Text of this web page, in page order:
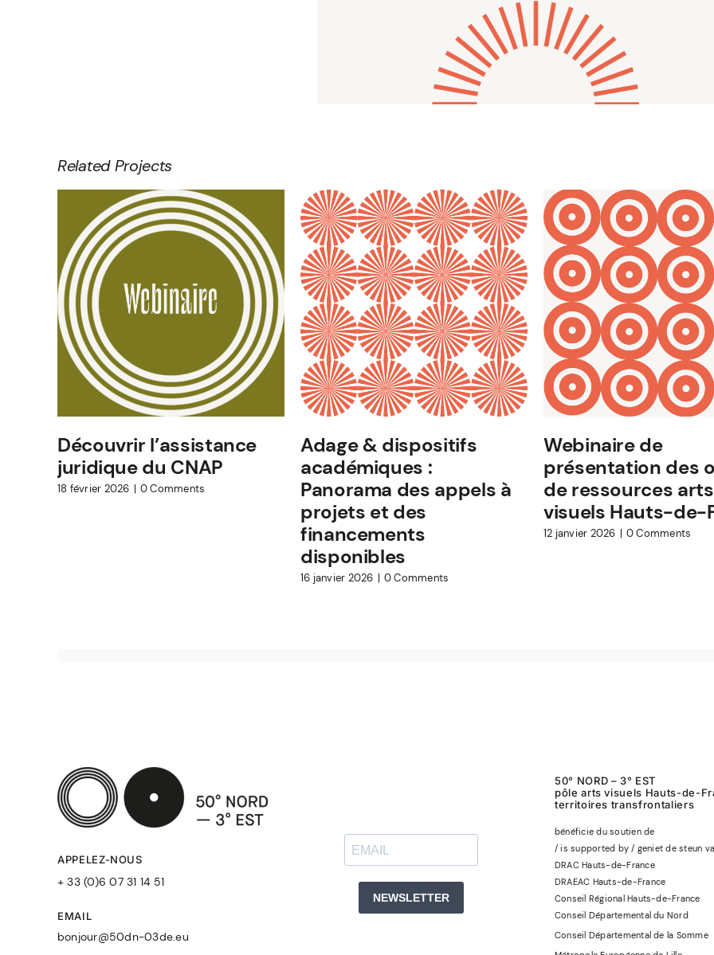
Related Projects
Découvrir l’assistance
juridique du CNAP
18 février 2026 | 0 Comments
Adage & dispositifs
académiques :
Panorama des appels à
projets et des
financements
disponibles
16 janvier 2026 | 0 Comments
Webinaire de
présentation des
de ressources arts
visuels Hauts-de-
12 janvier 2026 | 0 Comments
APPELEZ-NOUS
+ 33 (0)6 07 31 14 51
EMAIL
bonjour@50dn-03de.eu
50° NORD – 3° EST
pôle arts visuels Hauts-de-
territoires transfrontaliers
bénéficie du soutien de
/ is supported by / geniet de steun
DRAC Hauts-de-France
DRAEAC Hauts-de-France
Conseil Régional Hauts-de-France
Conseil Départemental du Nord
Conseil Départemental de la Somme